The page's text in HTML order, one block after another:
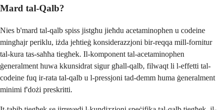
Mard tal-Qalb?
Nies b'mard tal-qalb spiss jistgħu jieħdu acetaminophen u codeine
mingħajr periklu, iżda jeħtieġ konsiderazzjoni bir-reqqa mill-fornitur
tal-kura tas-saħħa tiegħek. Il-komponent tal-acetaminophen
ġeneralment huwa kkunsidrat sigur għall-qalb, filwaqt li l-effetti tal-
codeine fuq ir-rata tal-qalb u l-pressjoni tad-demm huma ġeneralment
minimi f'dożi preskritti.